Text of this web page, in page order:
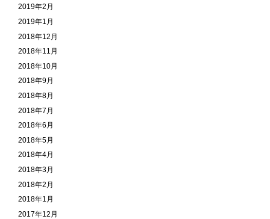
2019年2月
2019年1月
2018年12月
2018年11月
2018年10月
2018年9月
2018年8月
2018年7月
2018年6月
2018年5月
2018年4月
2018年3月
2018年2月
2018年1月
2017年12月